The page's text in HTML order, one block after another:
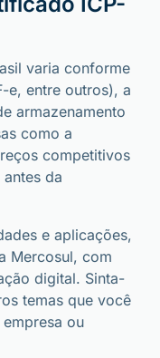
varia conforme
e, entre outros), a
armazenamento
como a
competitivos
da
e aplicações,
Mercosul, com
digital. Sinta-
temas que você
ou